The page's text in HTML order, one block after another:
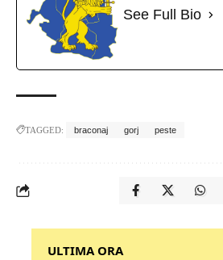
See Full Bio
TAGGED: braconaj gorj peste
‎‎‎‎‎‎‎ULTIMA ORA